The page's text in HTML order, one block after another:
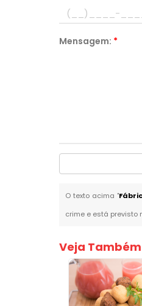
Mensagem: *
O texto acima "
crime e está previsto
Veja Também